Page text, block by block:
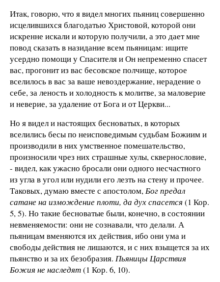
Итак, говорю, что я видел многих пьяниц совершенно
исцелившихся благодатью Христовой, которой они
искренне искали и которую получили, а это дает мне
повод сказать в назидание всем пьяницам: ищите
усердно помощи у Спасителя и Он непременно спасет
вас, прогонит из вас бесовское полчище, которое
вселилось в вас за ваше невоздержание, нерадение о
себе, за леность и холодность к молитве, за маловерие
и неверие, за удаление от Бога и от Церкви...
Но я видел и настоящих бесноватых, в которых
вселились бесы по неисповедимым судьбам Божиим и
производили в них умственное помешательство,
произносили чрез них страшные хулы, сквернословие,
- видел, как ужасно бросали они одного несчастного
из угла в угол или нудили его лезть на стену и прочее.
Таковых, думаю вместе с апостолом,Бог предал
сатане на измождение плоти, да дух спасется (1 Кор.
5, 5). Но такие бесноватые были, конечно, в состоянии
невменяемости: они не сознавали, что делали. А
пьяницам вменяются их действия, ибо они ума и
свободы действия не лишаются, и с них взыщется за их
пьянство и за их безобразия. Пьяницы Царствия
Божия не наследят(1 Кор. 6, 10).